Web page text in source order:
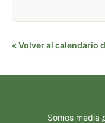
« Volver al calendario
Somos media